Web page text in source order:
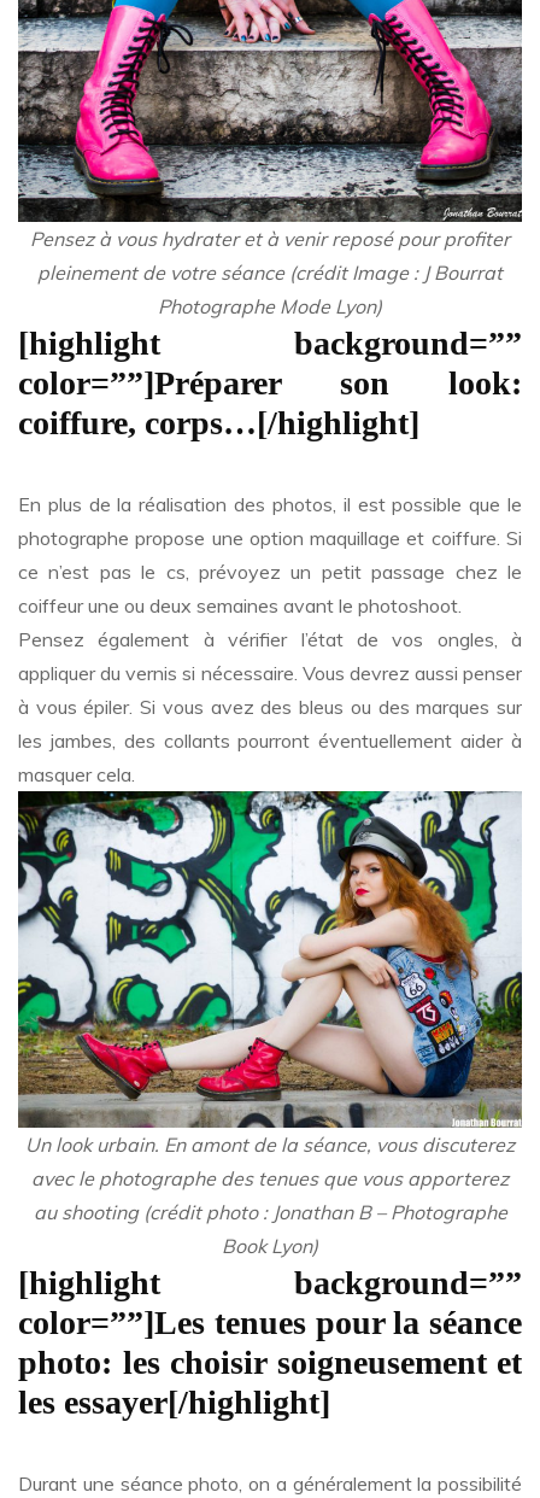
Pensez à vous hydrater et à venir reposé pour profiter
pleinement de votre séance (crédit Image : J Bourrat
Photographe Mode Lyon)
[highlight background=””
color=””]Préparer son look:
coiffure, corps…[/highlight]
En plus de la réalisation des photos, il est possible que le
photographe propose une option maquillage et coiffure. Si
ce n’est pas le cs, prévoyez un petit passage chez le
coiffeur une ou deux semaines avant le photoshoot.
Pensez également à vérifier l’état de vos ongles, à
appliquer du vernis si nécessaire. Vous devrez aussi penser
à vous épiler. Si vous avez des bleus ou des marques sur
les jambes, des collants pourront éventuellement aider à
masquer cela.
Un look urbain. En amont de la séance, vous discuterez
avec le photographe des tenues que vous apporterez
au shooting (crédit photo : Jonathan B – Photographe
Book Lyon)
[highlight background=””
color=””]Les tenues pour la séance
photo: les choisir soigneusement et
les essayer[/highlight]
Durant une séance photo, on a généralement la possibilité